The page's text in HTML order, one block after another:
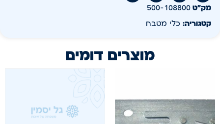
מק״ט 500-108800
קטגוריה: כלי מטבח
מוצרים דומים